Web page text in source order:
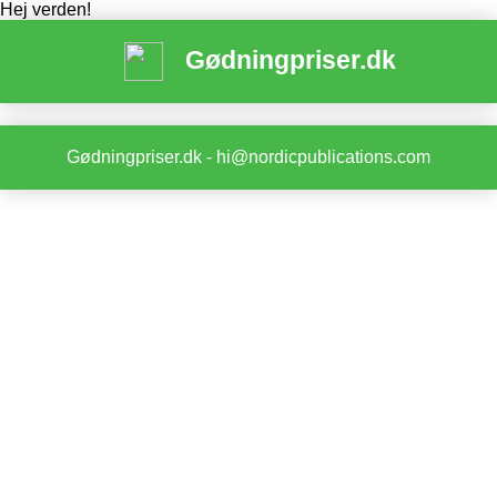
Hej verden!
Gødningpriser.dk
Gødningpriser.dk - hi@nordicpublications.com